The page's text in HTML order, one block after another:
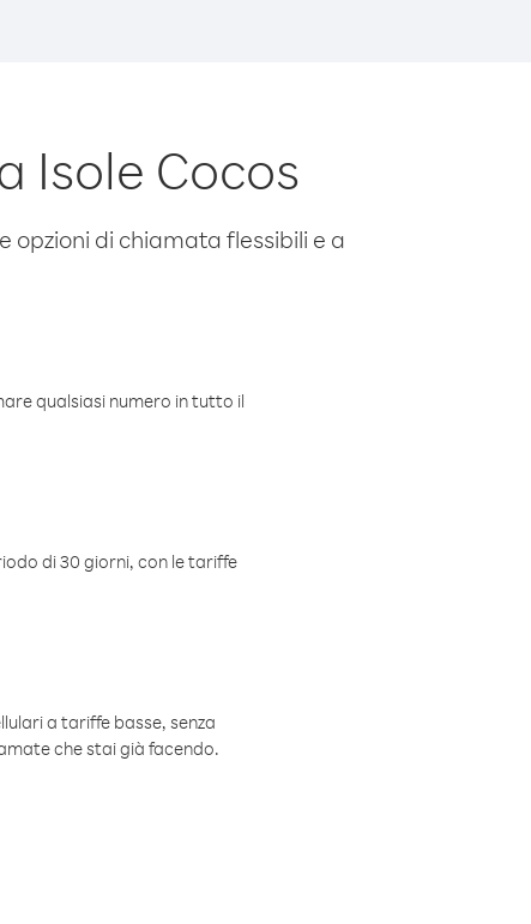
Isole Cocos
opzioni di chiamata flessibili e a
qualsiasi numero in tutto il
di 30 giorni, con le tariffe
a tariffe basse, senza
che stai già facendo.